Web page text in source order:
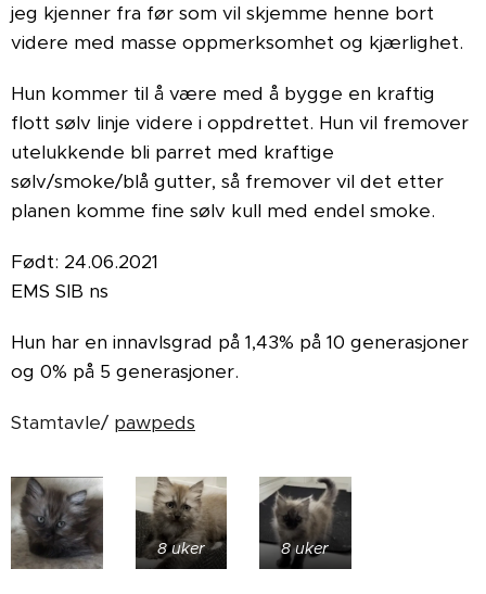
jeg kjenner fra før som vil skjemme henne bort
videre med masse oppmerksomhet og kjærlighet.
Hun kommer til å være med å bygge en kraftig
flott sølv linje videre i oppdrettet. Hun vil fremover
utelukkende bli parret med kraftige
sølv/smoke/blå gutter, så fremover vil det etter
planen komme fine sølv kull med endel smoke.
Født: 24.06.2021
EMS SIB ns
Hun har en innavlsgrad på 1,43% på 10 generasjoner
og 0% på 5 generasjoner.
Stamtavle/ pawpeds
8 uker 8 uker